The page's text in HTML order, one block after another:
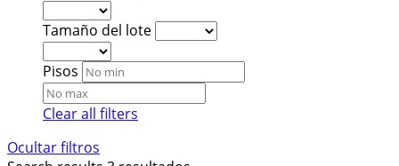
Tamaño del lote
Pisos
Clear all filters
Ocultar filtros